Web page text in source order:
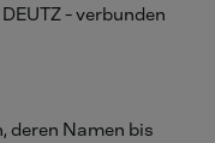
- verbunden
deren Namen bis